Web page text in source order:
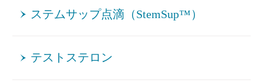
ステムサップ点滴（StemSup™）
テストステロン